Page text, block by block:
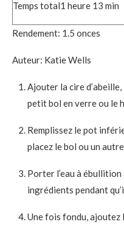
Temps total1 heure 13 min
Rendement: 1.5 onces
Auteur: Katie Wells
Ajouter la cire
petit bol en verre ou le
Remplissez le pot
placez le bol ou un
Porter l’eau à
ingrédients pendant
Une fois fondu, ajoutez